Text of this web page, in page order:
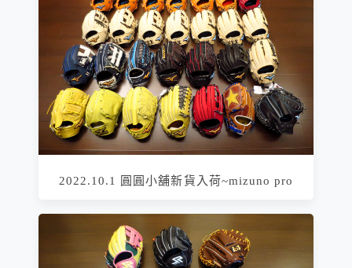
2022.10.1 圓圓小舖新貨入荷~mizuno pro